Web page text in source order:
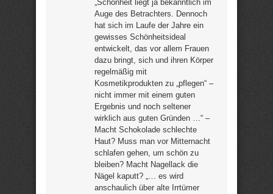
„Schönheit liegt ja bekanntlich im
Auge des Betrachters. Dennoch
hat sich im Laufe der Jahre ein
gewisses Schönheitsideal
entwickelt, das vor allem Frauen
dazu bringt, sich und ihren Körper
regelmäßig mit
Kosmetikprodukten zu „pflegen“ –
nicht immer mit einem guten
Ergebnis und noch seltener
wirklich aus guten Gründen …“ –
Macht Schokolade schlechte
Haut? Muss man vor Mitternacht
schlafen gehen, um schön zu
bleiben? Macht Nagellack die
Nägel kaputt? „… es wird
anschaulich über alte Irrtümer